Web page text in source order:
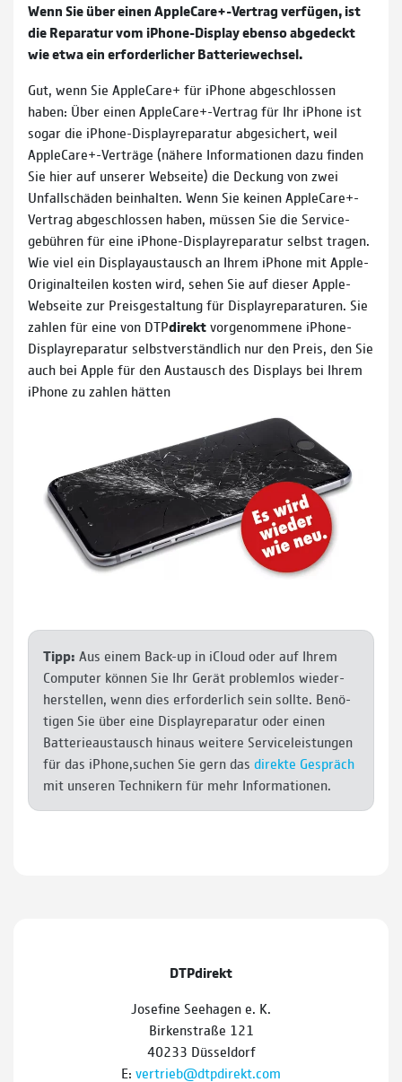
Wenn Sie über einen AppleCare+-Vertrag ver­fügen, ist
die Reparatur vom iPhone-Display ebenso abge­deckt
wie etwa ein erforder­licher Batteriewechsel.
Gut, wenn Sie AppleCare+ für iPhone abgeschlossen
haben: Über einen AppleCare+-Vertrag für Ihr iPhone ist
sogar die iPhone-Display­reparatur abge­sichert, weil
AppleCare+-Verträge (nähere Informa­tionen dazu finden
Sie hier auf unserer Webseite) die Deckung von zwei
Unfall­schäden bein­halten. Wenn Sie keinen AppleCare+-
Vertrag abge­schlossen haben, müssen Sie die Service­
gebühren für eine iPhone-Display­reparatur selbst tragen.
Wie viel ein Display­aus­tausch an Ihrem iPhone mit Apple-
Original­teilen kosten wird, sehen Sie auf dieser Apple-
Webseite zur Preis­ge­stal­tung für Display­repa­ra­turen. Sie
zahlen für eine von DTPdirektvorge­nom­mene iPhone-
Display­reparatur selbst­ver­ständ­lich nur den Preis, den Sie
auch bei Apple für den Aus­tausch des Displays bei Ihrem
iPhone zu zahlen hätten
Tipp: Aus einem Back-up in iCloud oder auf Ihrem
Computer können Sie Ihr Gerät problem­los wieder­
herstellen, wenn dies erfor­der­lich sein sollte. Benö­
tigen Sie über eine Display­reparatur oder einen
Batterie­austausch hinaus weitere Service­leistungen
für das iPhone,suchen Sie gern das direkte Gespräch
mit unse­ren Tech­nikern für mehr Infor­ma­tionen.
DTPdirekt
Josefine Seehagen e. K.
Birkenstraße 121
40233 Düsseldorf
E: vertrieb@dtpdirekt.com